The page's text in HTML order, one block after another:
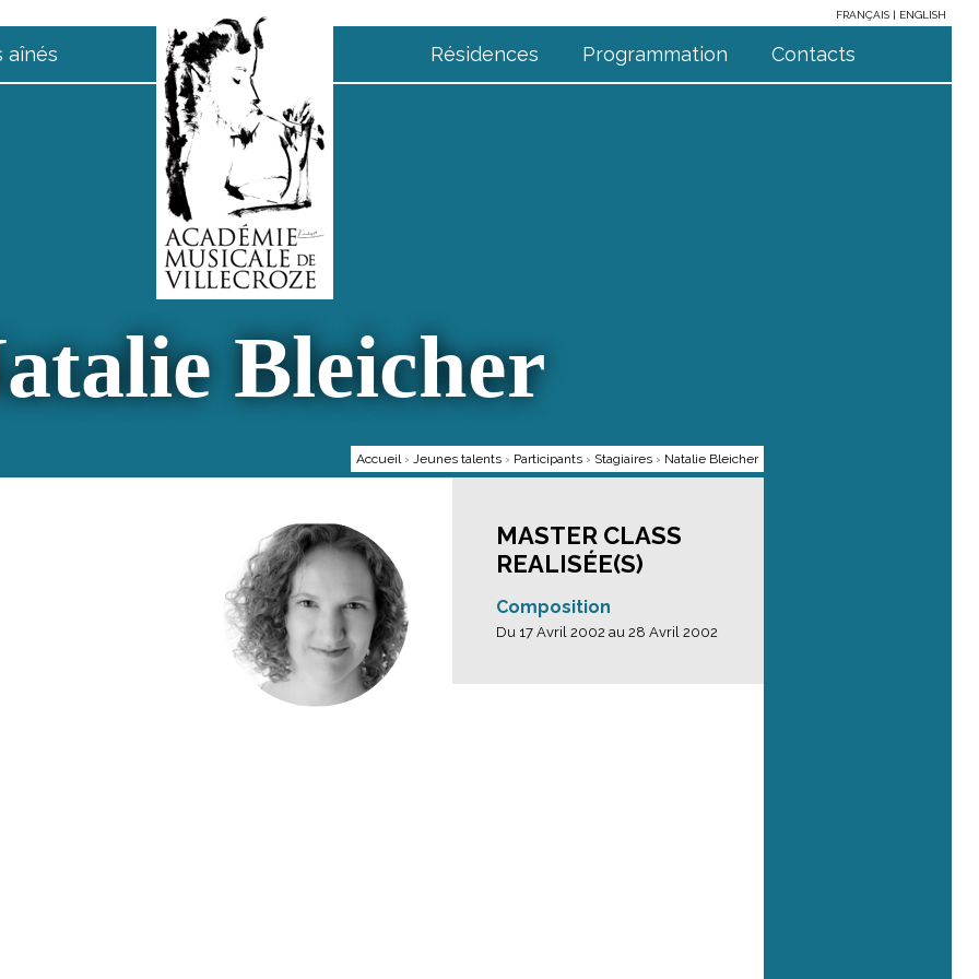
FRANÇAIS
ENGLISH
aînés Résidences Programmation Contacts
Bleicher
Accueil › Jeunes talents › Participants › Stagiaires › Natalie Bleicher
MASTER CLASS
REALISÉE(S)
Composition
Du 17 Avril 2002 au 28 Avril 2002